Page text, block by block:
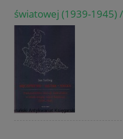
światowej (1939-1945) /